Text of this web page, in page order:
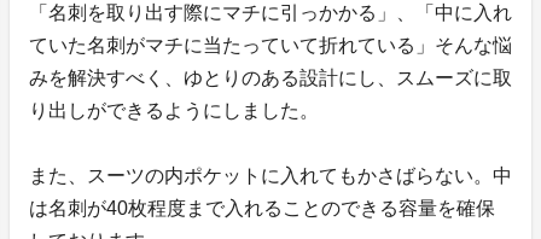
「名刺を取り出す際にマチに引っかかる」、「中に入れ
ていた名刺がマチに当たっていて折れている」そんな悩
みを解決すべく、ゆとりのある設計にし、スムーズに取
り出しができるようにしました。
また、スーツの内ポケットに入れてもかさばらない。中
は名刺が40枚程度まで入れることのできる容量を確保